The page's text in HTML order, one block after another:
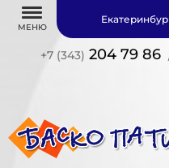
МЕНЮ
+7 (343) 204 79 86